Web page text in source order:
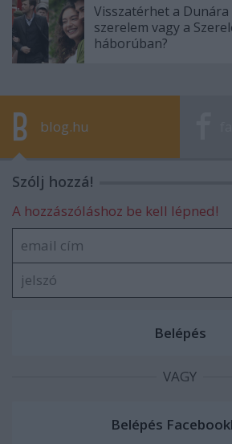
Visszatérhet a Dunára
szerelem vagy a
háborúban?
blog.hu
Szólj hozzá!
A hozzászóláshoz be kell lépned!
VAGY